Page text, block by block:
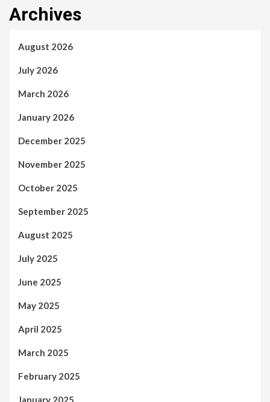
Archives
August 2026
July 2026
March 2026
January 2026
December 2025
November 2025
October 2025
September 2025
August 2025
July 2025
June 2025
May 2025
April 2025
March 2025
February 2025
January 2025